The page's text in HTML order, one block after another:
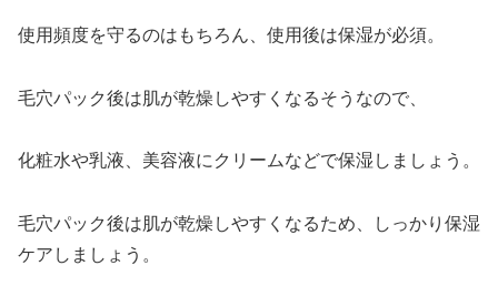
使用頻度を守るのはもちろん、使用後は保湿が必須。
毛穴パック後は肌が乾燥しやすくなるそうなので、
化粧水や乳液、美容液にクリームなどで保湿しましょう。
毛穴パック後は肌が乾燥しやすくなるため、しっかり保湿
ケアしましょう。